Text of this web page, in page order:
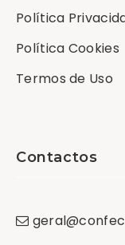
Política
Política Cookies
Termos de Uso
Contactos
geral@